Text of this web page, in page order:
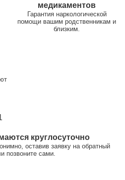
медикаментов
Гарантия наркологической
помощи вашим родственникам и
близким.
круглосуточно
оставив заявку на обратный
позвоните сами.